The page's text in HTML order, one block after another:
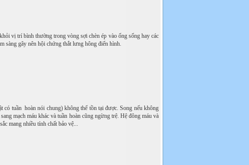
vị trí bình thường trong vòng sợi chèn ép vào ống sống hay các
sàng gây nên hội chứng thắt lưng hông điển hình.
tuần hoàn nói chung) không thể tồn tại được. Song nếu không
mạch máu khác và tuần hoàn cũng ngừng trệ. Hệ đông máu và
mang nhiều tính chất bảo vệ...